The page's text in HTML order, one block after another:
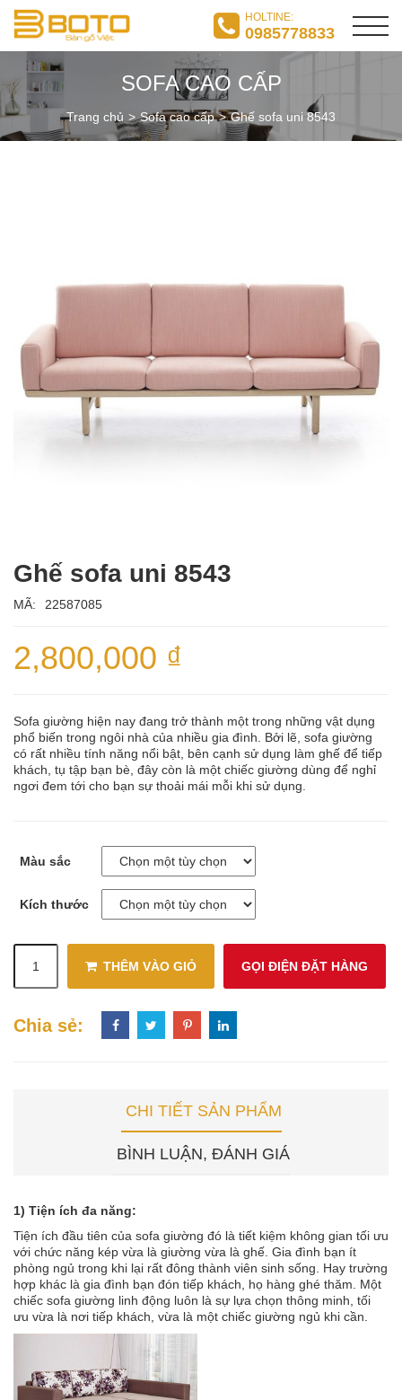
HOLTINE:
0985778833
SOFA CAO CẤP
Trang chủ Sofa cao cấp Ghế sofa uni 8543
Ghế sofa uni 8543
MÃ: 22587085
2,800,000 ₫
Sofa giường hiện nay đang trở thành một trong những vật dụng
phổ biến trong ngôi nhà của nhiều gia đình. Bởi lẽ, sofa giường
có rất nhiều tính năng nổi bật, bên cạnh sử dụng làm ghế để tiếp
khách, tụ tập bạn bè, đây còn là một chiếc giường dùng để nghỉ
ngơi đem tới cho bạn sự thoải mái mỗi khi sử dụng.
Màu sắc
Kích thước
THÊM VÀO GIỎ GỌI ĐIỆN ĐẶT HÀNG
Chia sẻ:
CHI TIẾT SẢN PHẨM
BÌNH LUẬN, ĐÁNH GIÁ
1) Tiện ích đa năng:
Tiện ích đầu tiên của sofa giường đó là tiết kiệm không gian tối ưu
với chức năng kép vừa là giường vừa là ghế. Gia đình bạn ít
phòng ngủ trong khi lại rất đông thành viên sinh sống. Hay trường
hợp khác là gia đình bạn đón tiếp khách, họ hàng ghé thăm. Một
chiếc sofa giường linh động luôn là sự lựa chọn thông minh, tối
ưu vừa là nơi tiếp khách, vừa là một chiếc giường ngủ khi cần.